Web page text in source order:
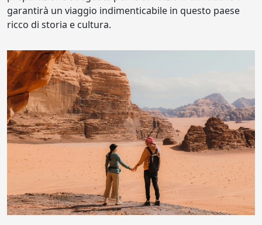
garantirà un viaggio indimenticabile in questo paese
ricco di storia e cultura.